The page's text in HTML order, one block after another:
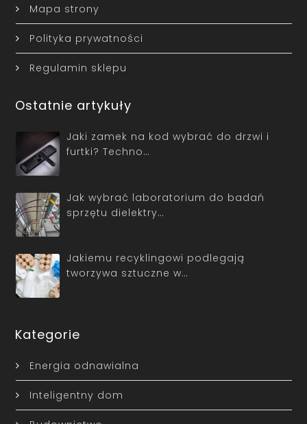
Mapa strony
Polityka prywatności
Regulamin sklepu
Ostatnie artykuły
Jaki zamek na kod wybrać do drzwi i
furtki? Techno…
Jak wybrać laboratorium do badań
sprzętu dielektry…
Jakiemu recyklingowi podlegają
tworzywa sztuczne w…
Kategorie
Energia odnawialna
Inteligentny dom